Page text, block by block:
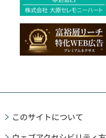
このサイトについて